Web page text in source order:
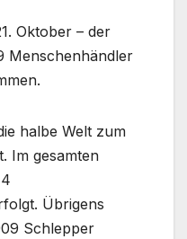
Oktober – der
Menschenhändler
halbe Welt zum
Im gesamten
Übrigens
Schlepper